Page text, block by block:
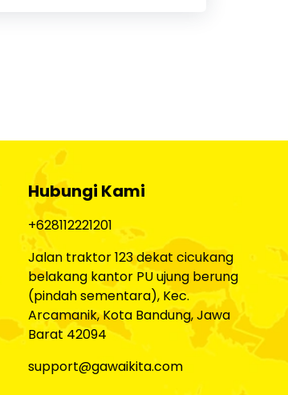
Hubungi Kami
+628112221201
Jalan traktor 123 dekat cicukang
belakang kantor PU ujung berung
(pindah sementara), Kec.
Arcamanik, Kota Bandung, Jawa
Barat 42094
support@gawaikita.com